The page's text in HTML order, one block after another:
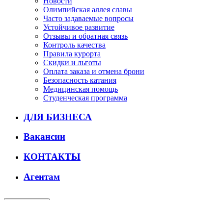
Олимпийская аллея славы
Часто задаваемые вопросы
Устойчивое развитие
Отзывы и обратная связь
Контроль качества
Правила курорта
Скидки и льготы
Оплата заказа и отмена брони
Безопасность катания
Медицинская помощь
Студенческая программа
ДЛЯ БИЗНЕСА
Вакансии
КОНТАКТЫ
Агентам